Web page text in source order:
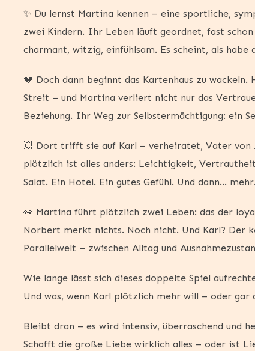
✨ Du lernst Martina kennen – eine sportliche,
zwei Kindern. Ihr Leben läuft geordnet, fast
charmant, witzig, einfühlsam. Es scheint, als habe
💔 Doch dann beginnt das Kartenhaus zu
Streit – und Martina verliert nicht nur das
Beziehung. Ihr Weg zur Selbstermächtigung: ein
💥 Dort trifft sie auf Karl – verheiratet, Vater von
plötzlich ist alles anders: Leichtigkeit,
Salat. Ein Hotel. Ein gutes Gefühl. Und dann… mehr.
👀 Martina führt plötzlich zwei Leben: das der
Norbert merkt nichts. Noch nicht. Und Karl? Der
Parallelwelt – zwischen Alltag und
Wie lange lässt sich dieses doppelte Spiel
Und was, wenn Karl plötzlich mehr will – oder gar
Bleibt dran – es wird intensiv, überraschend und
Schafft die große Liebe wirklich alles – oder ist